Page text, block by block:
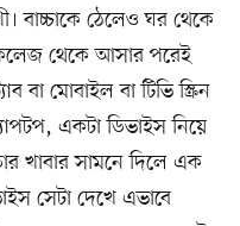
বাচ্চাকে ঠেলেও ঘর থেকে
কলেজ থেকে আসার পরেই
মোবাইল বা টিভি স্ক্রিন
একটা ডিভাইস নিয়ে
খাবার সামনে দিলে এক
সেটা দেখে এভাবে